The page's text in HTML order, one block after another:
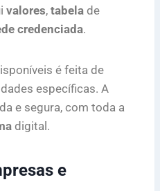
valores, tabela de
credenciada.
é feita de
específicas. A
e segura, com toda a
digital.
e